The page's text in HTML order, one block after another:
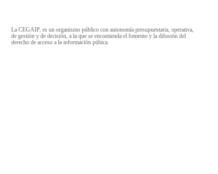
La CEGAIP, es un organismo público con autonomía presupuestaria, operativa,
de gestión y de decisión, a la que se encomienda el fomento y la difusión del
derecho de acceso a la información púbica.